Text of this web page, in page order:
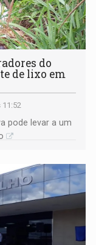
do
de lixo em
11:52
pode levar a um